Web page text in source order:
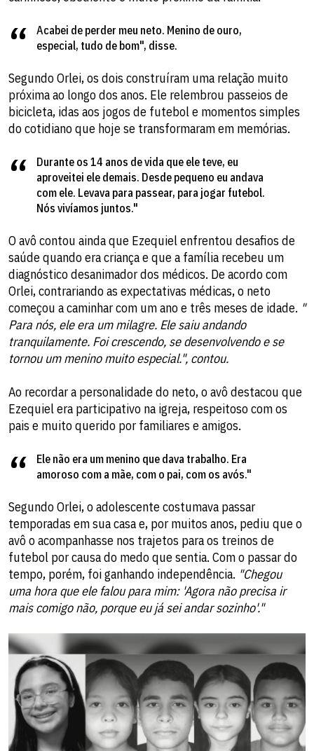
Acabei de perder meu neto. Menino de ouro,
especial, tudo de bom", disse.
Segundo Orlei, os dois construíram uma relação muito
próxima ao longo dos anos. Ele relembrou passeios de
bicicleta, idas aos jogos de futebol e momentos simples
do cotidiano que hoje se transformaram em memórias.
Durante os 14 anos de vida que ele teve, eu
aproveitei ele demais. Desde pequeno eu andava
com ele. Levava para passear, para jogar futebol.
Nós vivíamos juntos."
O avô contou ainda que Ezequiel enfrentou desafios de
saúde quando era criança e que a família recebeu um
diagnóstico desanimador dos médicos. De acordo com
Orlei, contrariando as expectativas médicas, o neto
começou a caminhar com um ano e três meses de idade. "
Para nós, ele era um milagre. Ele saiu andando
tranquilamente. Foi crescendo, se desenvolvendo e se
tornou um menino muito especial.", contou.
Ao recordar a personalidade do neto, o avô destacou que
Ezequiel era participativo na igreja, respeitoso com os
pais e muito querido por familiares e amigos.
Ele não era um menino que dava trabalho. Era
amoroso com a mãe, com o pai, com os avós."
Segundo Orlei, o adolescente costumava passar
temporadas em sua casa e, por muitos anos, pediu que o
avô o acompanhasse nos trajetos para os treinos de
futebol por causa do medo que sentia. Com o passar do
tempo, porém, foi ganhando independência. "Chegou
uma hora que ele falou para mim: 'Agora não precisa ir
mais comigo não, porque eu já sei andar sozinho'."